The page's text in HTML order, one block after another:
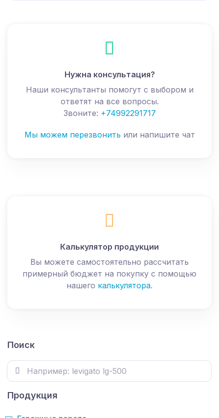
Поиск
Продукция
Нужна консультация?
Наши консультанты помогут с выбором и
ответят на все вопросы.
Звоните: +74992291717
Мы можем перезвонить или напишите чат
Калькулятор продукции
Вы можете самостоятельно рассчитать
примерный бюджет на покупку с помощью
нашего калькулятора.